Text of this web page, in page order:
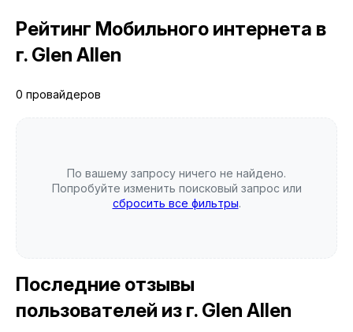
Рейтинг Мобильного интернета в
г. Glen Allen
0 провайдеров
По вашему запросу ничего не найдено.
Попробуйте изменить поисковый запрос или
сбросить все фильтры.
Последние отзывы
пользователей из г. Glen Allen